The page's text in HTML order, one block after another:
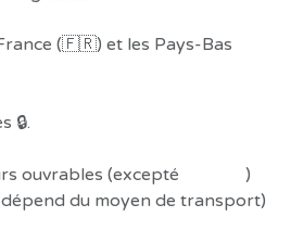
(🇫🇷) et les Pays-Bas
🔒.
ouvrables (excepté
)
du moyen de transport)